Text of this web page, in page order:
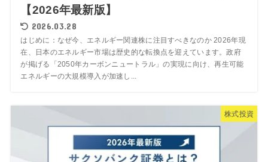
【2026年最新版】
2026.03.28
はじめに：なぜ今、エネルギー関連株に注目すべきなのか 2026年現
在、日本のエネルギー市場は歴史的な転換点を迎えています。政府
が掲げる「2050年カーボンニュートラル」の実現に向け、再生可能
エネルギーの大規模導入が加速し...
株式投資